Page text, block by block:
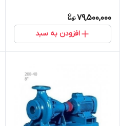
79,500,000
افزودن به سبد